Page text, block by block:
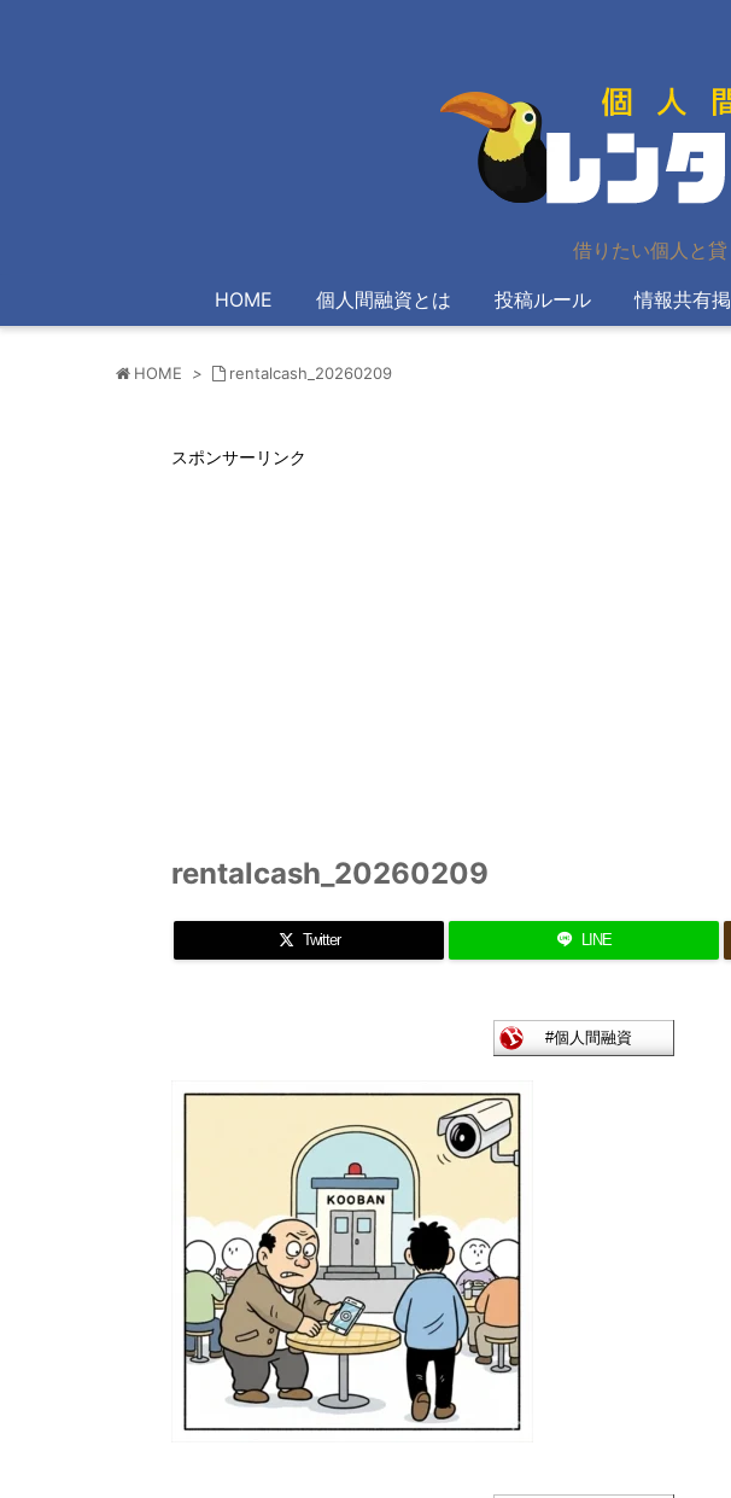
借りたい個人と
HOME 個人間融資とは 投稿ルール 情報共有
HOME > rentalcash_20260209
スポンサーリンク
rentalcash_20260209
Twitter LINE